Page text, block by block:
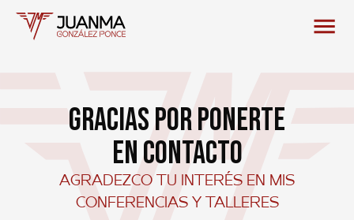
Gracias por ponerte
en contacto
agradezco tu interés en mis
conferencias y talleres